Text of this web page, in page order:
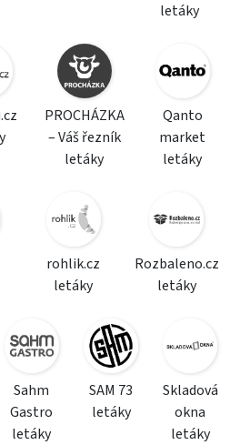
letáky
PROCHÁZKA
– Váš řezník
letáky
Qanto
market
letáky
rohlik.cz
letáky
Rozbaleno.cz
letáky
Sahm
Gastro
letáky
SAM 73
letáky
Skladová
okna
letáky